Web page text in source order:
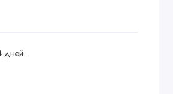
дней.